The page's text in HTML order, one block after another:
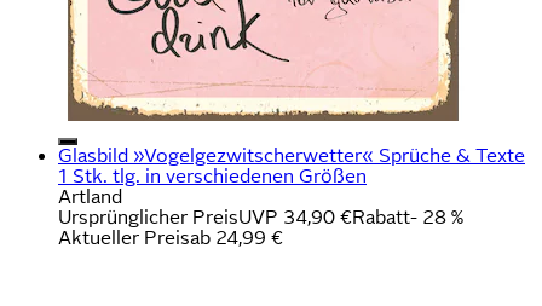
Glasbild »Vogelgezwitscherwetter« Sprüche & Texte
1 Stk. tlg. in verschiedenen Größen
Artland
Ursprünglicher PreisUVP 34,90 €Rabatt- 28 %
Aktueller Preisab 24,99 €